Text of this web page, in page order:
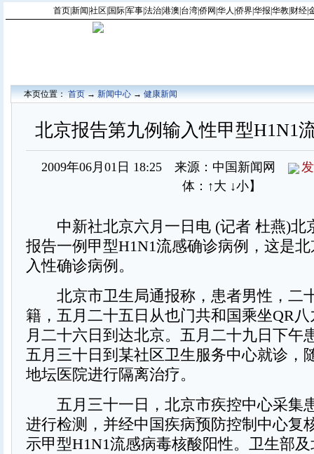
首页|新闻 社区 国际|军事|法治|港澳 台湾|侨网 华人 侨界|华报 华教| 财经|
本页位置：首页→新闻中心→健康新闻
北京报告第九例输入性甲型H1N1
2009年06月01日 18:25 来源：中国新闻网
体： ↑大 ↓小】
中新社北京六月一日电 (记者 杜燕)北
报告一例甲型H1N1流感确诊病例，这是
入性确诊病例。
北京市卫生局通报称，患者男性，二
籍，五月二十五日从也门共和国乘坐QR
月二十六日到达北京。五月二十九日下午
五月三十日到某社区卫生服务中心就诊，
地坛医院进行隔离治疗。
五月三十一日，北京市疾控中心采集
进行检测，并经中国疾病预防控制中心复
示甲型H1N1流感病毒核酸阳性。卫生部